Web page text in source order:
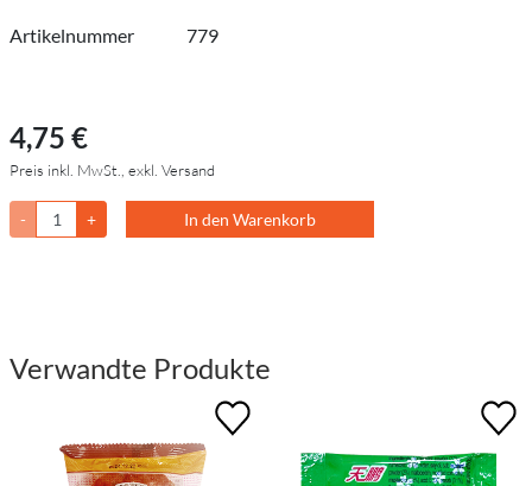
Artikelnummer 779
4,75 €
Preis inkl. MwSt., exkl. Versand
- + In den Warenkorb
Verwandte Produkte